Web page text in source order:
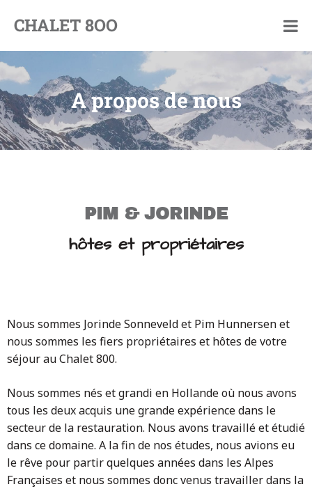
CHALET 8OO
By
Pim
and
Jorinde
A propos de nous
PIM & JORINDE
hôtes et propriétaires
Nous sommes Jorinde Sonneveld et Pim Hunnersen et
nous sommes les fiers propriétaires et hôtes de votre
séjour au Chalet 800.
Nous sommes nés et grandi en Hollande où nous avons
tous les deux acquis une grande expérience dans le
secteur de la restauration. Nous avons travaillé et étudié
dans ce domaine. A la fin de nos études, nous avions eu
le rêve pour partir quelques années dans les Alpes
Françaises et nous sommes donc venus travailler dans la